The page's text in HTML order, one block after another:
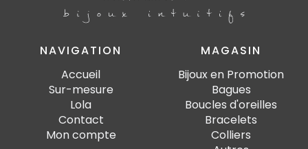
NAVIGATION
Accueil
Sur-mesure
Lola
Contact
Mon compte
MAGASIN
Bijoux en Promotion
Bagues
Boucles d'oreilles
Bracelets
Colliers